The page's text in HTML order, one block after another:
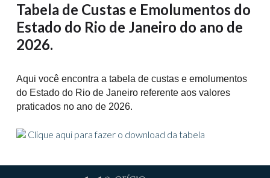
Tabela de Custas e Emolumentos do
Estado do Rio de Janeiro do ano de
2026.
Aqui você encontra a tabela de custas e emolumentos
do Estado do Rio de Janeiro referente aos valores
praticados no ano de 2026.
Clique aqui para fazer o download da tabela